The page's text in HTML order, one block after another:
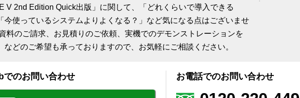
V 2nd Edition Quick出版」に関して、「どれくらいで導入できる
今使っているシステムよりよくなる？」など気になる点はございませ
料のご請求、お見積りのご依頼、実機でのデモンストレーションを
などのご希望も承っておりますので、お気軽にご相談ください。
でのお問い合わせ お電話でのお問い合わせ